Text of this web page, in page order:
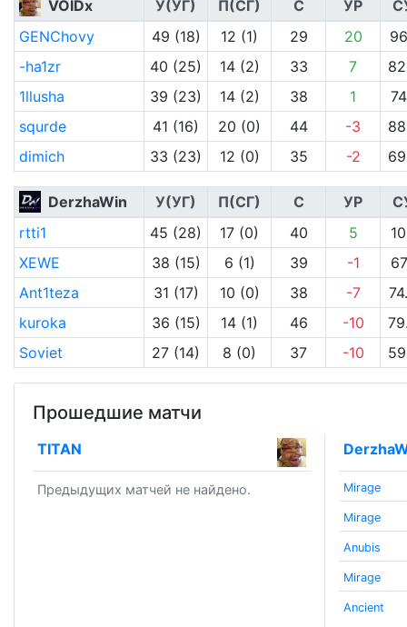
VOIDx У(УГ) П(СГ) С УР
GENChovy
49 (18) 12 (1) 29 20
-ha1zr
40 (25) 14 (2) 33 7
1llusha
39 (23) 14 (2) 38 1
squrde
41 (16) 20 (0) 44 -3
dimich
33 (23) 12 (0) 35 -2
DerzhaWin У(УГ) П(СГ) С УР
rtti1
45 (28) 17 (0) 40 5
XEWE
38 (15) 6 (1) 39 -1
Ant1teza
31 (17) 10 (0) 38 -7
kuroka
36 (15) 14 (1) 46 -10
Soviet
27 (14) 8 (0) 37 -10
Прошедшие матчи
TITAN
Предыдущих матчей не найдено. Mirage
Mirage
Anubis
Mirage
Ancient